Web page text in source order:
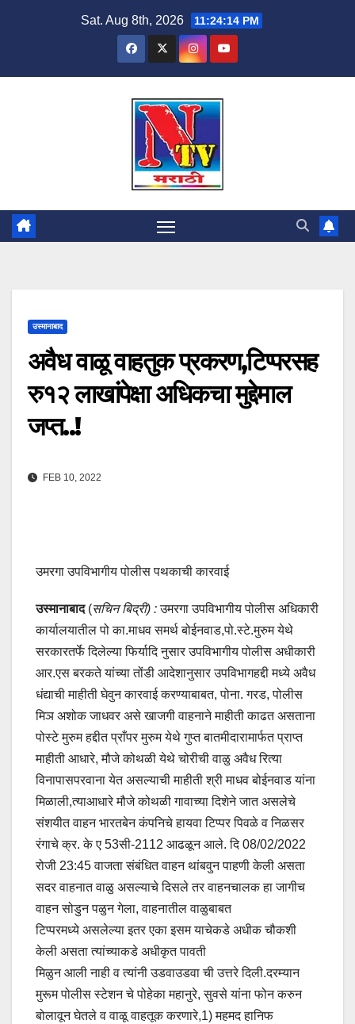
Sat. Aug 8th, 2026 11:24:15 PM
उस्मानाबाद
अवैध वाळू वाहतुक प्रकरण,टिप्परसह
रु१२ लाखांपेक्षा अधिकचा मुद्देमाल
जप्त..!
FEB 10, 2022
उमरगा उपविभागीय पोलीस पथकाची कारवाई
उस्मानाबाद(सचिन बिद्री) :उमरगा उपविभागीय पोलीस अधिकारी
कार्यालयातील पो का.माधव समर्थ बोईनवाड,पो.स्टे.मुरुम येथे
सरकारतर्फे दिलेल्या फिर्यादि नुसार उपविभागीय पोलीस अधीकारी
आर.एस बरकते यांच्या तोंडी आदेशानुसार उपविभागहद्दी मध्ये अवैध
धंद्याची माहीती घेवुन कारवाई करण्याबाबत, पोना. गरड, पोलीस
मिञ अशोक जाधवर असे खाजगी वाहनाने माहीती काढत असताना
पोस्टे मुरुम हद्दीत प्राँपर मुरुम येथे गुप्त बातमीदारामार्फत प्राप्त
माहीती आधारे, मौजे कोथळी येथे चोरीची वाळु अवैध रित्या
विनापासपरवाना येत असल्याची माहीती श्री माधव बोईनवाड यांना
मिळाली,त्याआधारे मौजे कोथळी गावाच्या दिशेने जात असलेचे
संशयीत वाहन भारतबेन कंपनिचे हायवा टिप्पर पिवळे व निळसर
रंगाचे क्र. के ए 53सी-2112 आढळून आले. दि 08/02/2022
रोजी 23:45 वाजता संबंधित वाहन थांबवुन पाहणी केली असता
सदर वाहनात वाळु असल्याचे दिसले तर वाहनचालक हा जागीच
वाहन सोडुन पळुन गेला, वाहनातील वाळुबाबत
टिप्परमध्ये असलेल्या इतर एका इसम याचेकडे अधीक चौकशी
केली असता त्यांच्याकडे अधीकृत पावती
मिळुन आली नाही व त्यांनी उडवाउडवा ची उत्तरे दिली.दरम्यान
मुरूम पोलीस स्टेशन चे पोहेका महानुरे, सुवसे यांना फोन करुन
बोलावून घेतले व वाळू वाहतूक करणारे,1) महमद हानिफ